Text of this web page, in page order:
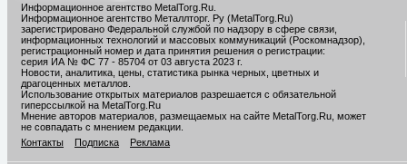
Информационное агентство MetalTorg.Ru
Информационное агентство Металлторг. Ру (MetalTorg.Ru)
зарегистрировано Федеральной службой по надзору в сфере связи,
информационных технологий и массовых коммуникаций (Роскомнадзор),
регистрационный номер и дата принятия решения о регистрации:
серия ИА № ФС 77 - 85704 от 03 августа 2023 г.
Новости, аналитика, цены, статистика рынка черных, цветных и
драгоценных металлов.
Использование открытых материалов разрешается с обязательной
гиперссылкой на MetalTorg.Ru
Мнение авторов материалов, размещаемых на сайте MetalTorg.Ru, может
не совпадать с мнением редакции.
Контакты
Подписка Реклама